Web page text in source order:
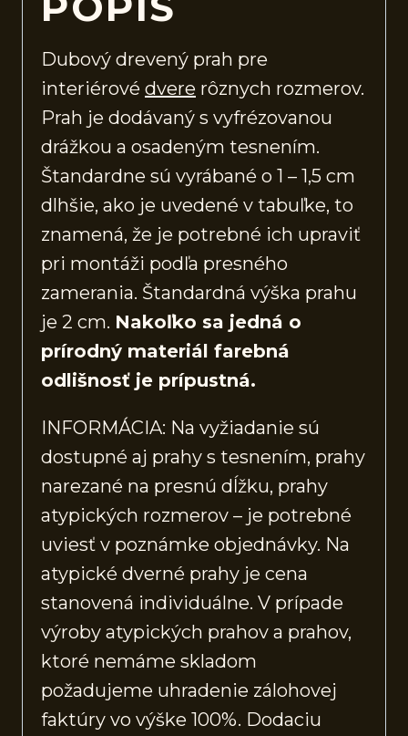
Dubový drevený prah pre
interiérové dvere rôznych rozmerov.
Prah je dodávaný s vyfrézovanou
drážkou a osadeným tesnením.
Štandardne sú vyrábané o 1 – 1,5 cm
dlhšie, ako je uvedené v tabuľke, to
znamená, že je potrebné ich upraviť
pri montáži podľa presného
zamerania. Štandardná výška prahu
je 2 cm. Nakoľko sa jedná o
prírodný materiál farebná
odlišnosť je prípustná.
INFORMÁCIA: Na vyžiadanie sú
dostupné aj prahy s tesnením, prahy
narezané na presnú dĺžku, prahy
atypických rozmerov – je potrebné
uviesť v poznámke objednávky. Na
atypické dverné prahy je cena
stanovená individuálne. V prípade
výroby atypických prahov a prahov,
ktoré nemáme skladom
požadujeme uhradenie zálohovej
faktúry vo výške 100%. Dodaciu